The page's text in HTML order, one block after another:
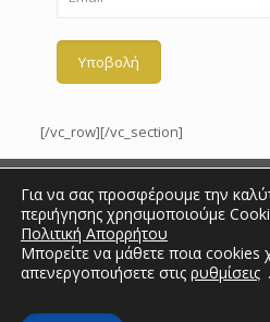
[/vc_row][/vc_section]
Copyright 2018 | Love Community |
Rights Reserved.
Για να σας προσφέρουμε την
περιήγησης χρησιμοποιούμε
Πολιτική Απορρήτου
Μπορείτε να μάθετε ποια cookies
απενεργοποιήσετε στις ρυθμίσεις .